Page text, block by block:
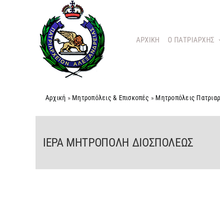
περιεχόμενο
ΑΡΧΙΚΗ O ΠΑΤΡΙΑΡΧΗΣ
Αρχική » Μητροπόλεις & Επισκοπές » Μητροπόλεις
ΙΕΡΑ ΜΗΤΡΟΠΟΛΗ ΔΙΟΣΠΟΛΕΩΣ